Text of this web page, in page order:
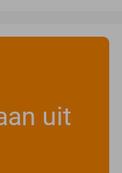
uit